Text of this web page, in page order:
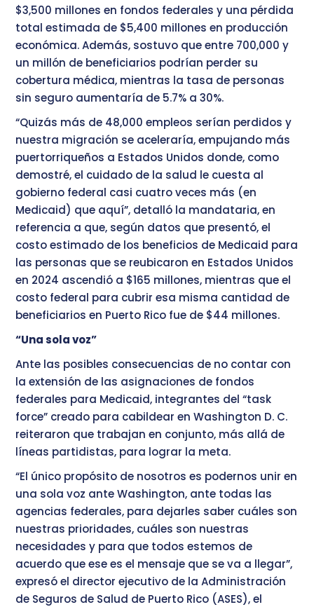
$3,500 millones en fondos federales y una pérdida
total estimada de $5,400 millones en producción
económica. Además, sostuvo que entre 700,000 y
un millón de beneficiarios podrían perder su
cobertura médica, mientras la tasa de personas
sin seguro aumentaría de 5.7% a 30%.
“Quizás más de 48,000 empleos serían perdidos y
nuestra migración se aceleraría, empujando más
puertorriqueños a Estados Unidos donde, como
demostré, el cuidado de la salud le cuesta al
gobierno federal casi cuatro veces más (en
Medicaid) que aquí”, detalló la mandataria, en
referencia a que, según datos que presentó, el
costo estimado de los beneficios de Medicaid para
las personas que se reubicaron en Estados Unidos
en 2024 ascendió a $165 millones, mientras que el
costo federal para cubrir esa misma cantidad de
beneficiarios en Puerto Rico fue de $44 millones.
“Una sola voz”
Ante las posibles consecuencias de no contar con
la extensión de las asignaciones de fondos
federales para Medicaid, integrantes del “task
force” creado para cabildear en Washington D. C.
reiteraron que trabajan en conjunto, más allá de
líneas partidistas, para lograr la meta.
“El único propósito de nosotros es podernos unir en
una sola voz ante Washington, ante todas las
agencias federales, para dejarles saber cuáles son
nuestras prioridades, cuáles son nuestras
necesidades y para que todos estemos de
acuerdo que ese es el mensaje que se va a llegar”,
expresó el director ejecutivo de la Administración
de Seguros de Salud de Puerto Rico (ASES), el